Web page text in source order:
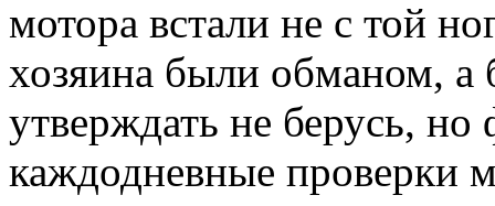
мотора встали не с той
хозяина были обманом,
утверждать не берусь,
каждодневные проверки